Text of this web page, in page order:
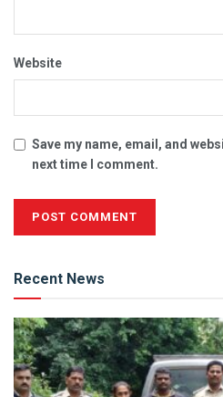
Website
Save my name, email, and
next time I comment.
Recent News